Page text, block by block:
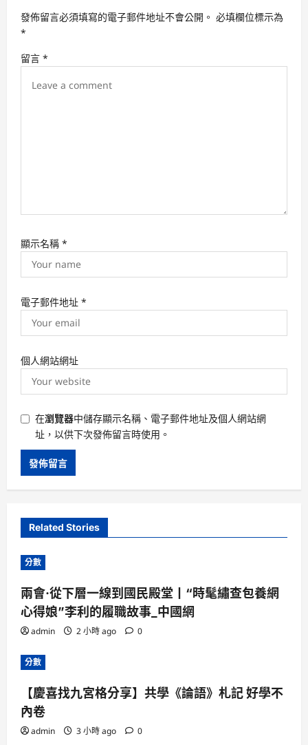
g
t
發佈留言必須填寫的電子郵件地址不會公開。 必填欄位標示為
*
留言 *
顯示名稱 *
電子郵件地址 *
個人網站網址
在瀏覽器中儲存顯示名稱、電子郵件地址及個人網站網
址，以供下次發佈留言時使用。
Related Stories
分數
兩會·從下層一線到國民殿堂丨“時髦繡查包養網
心得娘”李利的履職故事_中國網
admin 2 小時 ago 0
分數
【慶喜找九宮格分享】共學《論語》札記 好學不
內卷
admin 3 小時 ago 0